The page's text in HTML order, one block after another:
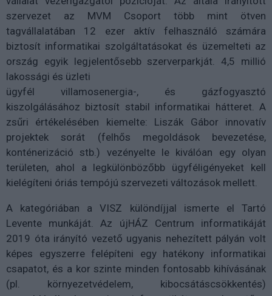
szervezet az MVM Csoport több mint ötven
tagvállalatában 12 ezer aktív felhasználó számára
biztosít informatikai szolgáltatásokat és üzemelteti az
ország egyik legjelentősebb szerverparkját. 4,5 millió
lakossági és üzleti
ügyfél villamosenergia-, és gázfogyasztó
kiszolgálásához biztosít stabil informatikai hátteret. A
zsűri értékelésében kiemelte: Liszák Gábor innovatív
projektek sorát (felhős megoldások bevezetése,
konténerizáció stb.) vezényelte le kiválóan egy olyan
területen, ahol a legkülönbözőbb ügyféligényeket kell
kielégíteni óriás tempójú szervezeti változások mellett.
A kategóriában a VISZ különdíjjal ismerte el Tartó
Levente munkáját. Az újHÁZ Centrum informatikáját
2019 óta irányító vezető ugyanis nehezített pályán volt
képes egyszerre felépíteni egy hatékony informatikai
csapatot, és a kor szinte minden fontosabb kihívásának
(pl. környezetvédelem, kibocsátáscsökkentés)